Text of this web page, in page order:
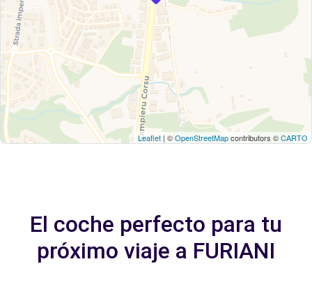
Leaflet | ©OpenStreetMapcontributors ©CARTO
El coche perfecto para tu
próximo viaje a FURIANI